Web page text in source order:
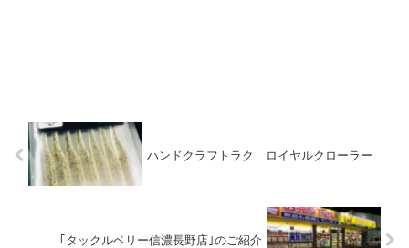
ハンドクラフトラク ロイヤルクローラー
｢タックルベリー信濃長野店｣のご紹介